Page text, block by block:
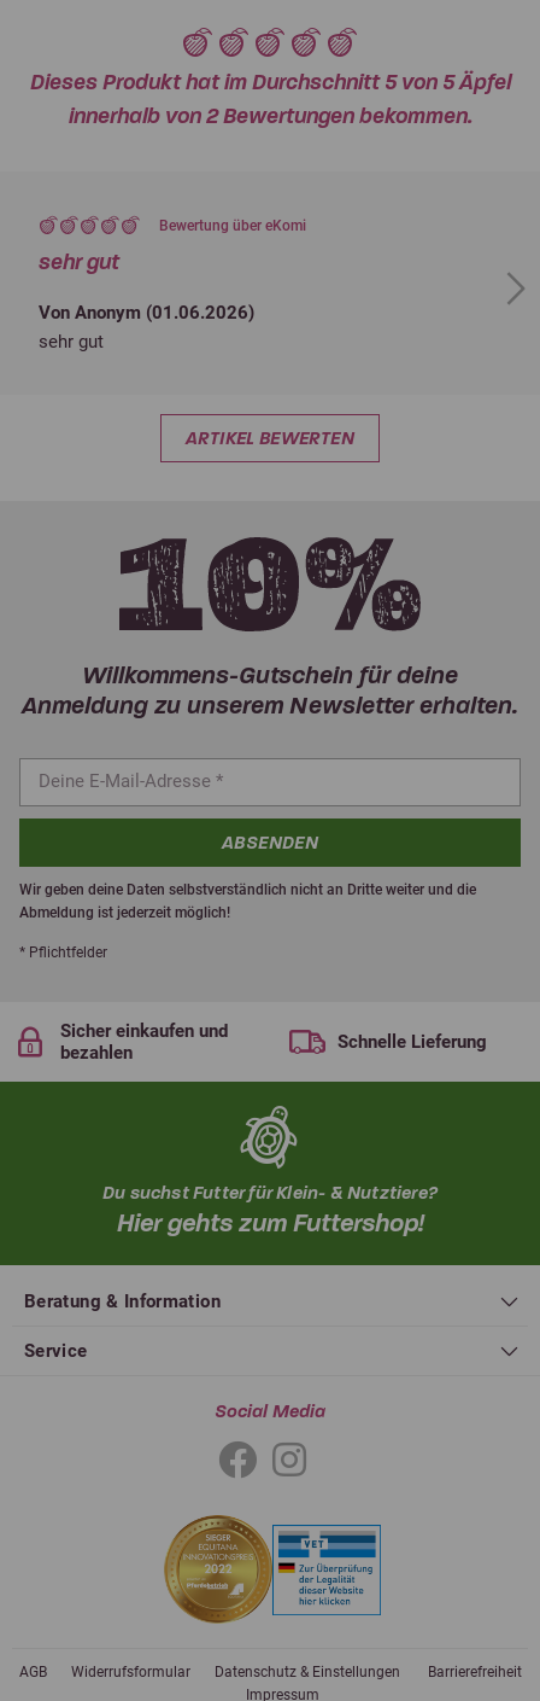
Dieses Produkt hat im Durchschnitt 5 von 5 Äpfel
innerhalb von 2 Bewertungen bekommen.
Bewertung über eKomi
sehr gut
Von Anonym (01.06.2026)
sehr gut
Next
ARTIKEL BEWERTEN
Willkommens-Gutschein für deine
Anmeldung zu unserem Newsletter erhalten.
ABSENDEN
Wir geben deine Daten selbstverständlich nicht an Dritte weiter und die
Abmeldung ist jederzeit möglich!
* Pflichtfelder
Sicher einkaufen und
bezahlen
Schnelle Lieferung
Du suchst Futter für Klein- & Nutztiere?
Hier gehts zum Futtershop!
Beratung & Information
Service
Social Media
AGB Widerrufsformular Datenschutz & Einstellungen
Barrierefreiheit
Impressum